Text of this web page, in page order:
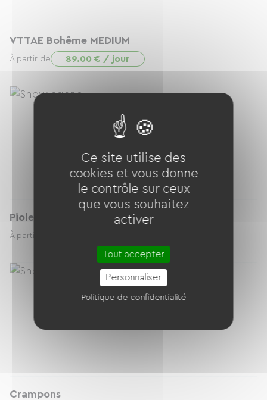
VTTAE Bohême MEDIUM
À partir de 89.00 € / jour
Piolet
À partir de
Crampons
Ce site utilise des
cookies et vous donne
le contrôle sur ceux
que vous souhaitez
activer
Tout accepter
Personnaliser
Politique de confidentialité